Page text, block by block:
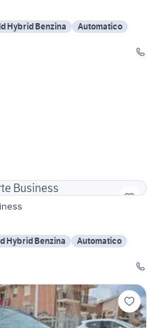
Hybrid Benzina
Automatico
Hybrid Benzina
Automatico